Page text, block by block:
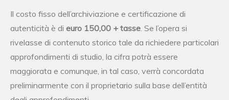
Il costo fisso dell’archiviazione e certificazione di
autenticità è di euro 150,00 + tasse. Se l’opera si
rivelasse di contenuto storico tale da richiedere particolari
approfondimenti di studio, la cifra potrà essere
maggiorata e comunque, in tal caso, verrà concordata
preliminarmente con il proprietario sulla base dell’entità